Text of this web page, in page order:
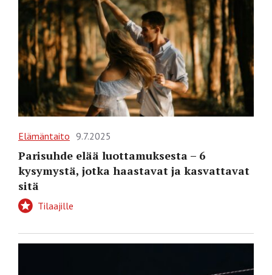
Elämäntaito 9.7.2025
Parisuhde elää luottamuksesta – 6
kysymystä, jotka haastavat ja kasvattavat
sitä
Tilaajille